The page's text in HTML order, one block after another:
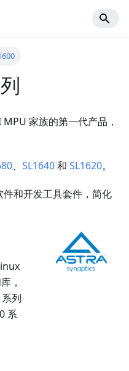
家族的第一代产品，
、 SL1640和 SL1620。
和开发工具套件，简化
，
列
系